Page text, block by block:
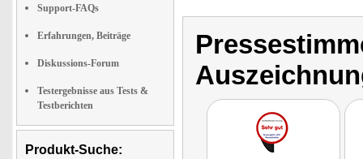
Support-FAQs
Erfahrungen, Beiträge
Diskussions-Forum
Testergebnisse aus Tests &
Testberichten
Produkt-Suche: